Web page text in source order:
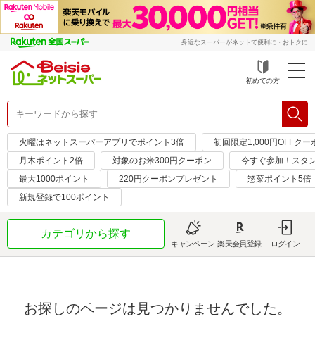
身近なスーパーがネットで便利に・おトクに
初めての方
火曜はネットスーパーアプリでポイント3倍
初回限定1,000円OFFクー
月木ポイント2倍
対象のお米300円クーポン
今すぐ参加！スタ
最大1000ポイント
220円クーポンプレゼント
惣菜ポイント5倍
新規登録で100ポイント
カテゴリから探す
キャンペーン 楽天会員登録 ログイン
お探しのページは見つかりませんでした。